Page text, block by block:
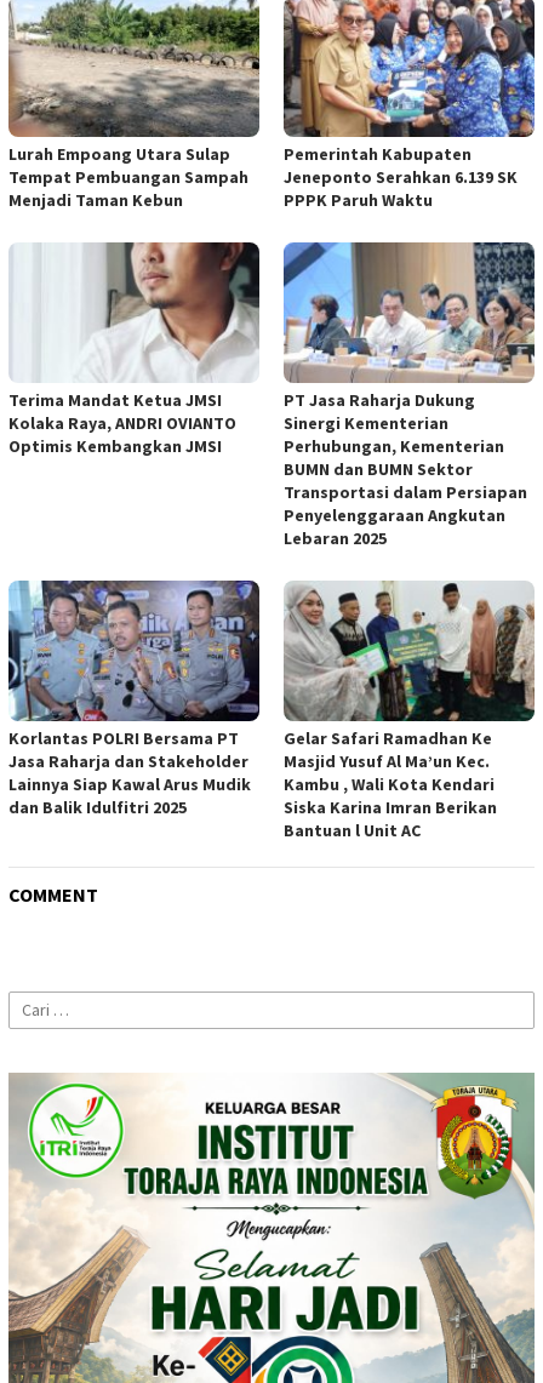
Lurah Empoang Utara Sulap
Tempat Pembuangan Sampah
Menjadi Taman Kebun
Pemerintah Kabupaten
Jeneponto Serahkan 6.139 SK
PPPK Paruh Waktu
Terima Mandat Ketua JMSI
Kolaka Raya, ANDRI OVIANTO
Optimis Kembangkan JMSI
PT Jasa Raharja Dukung
Sinergi Kementerian
Perhubungan, Kementerian
BUMN dan BUMN Sektor
Transportasi dalam Persiapan
Penyelenggaraan Angkutan
Lebaran 2025
Korlantas POLRI Bersama PT
Jasa Raharja dan Stakeholder
Lainnya Siap Kawal Arus Mudik
dan Balik Idulfitri 2025
Gelar Safari Ramadhan Ke
Masjid Yusuf Al Ma’un Kec.
Kambu , Wali Kota Kendari
Siska Karina Imran Berikan
Bantuan l Unit AC
COMMENT
Cari
untuk: